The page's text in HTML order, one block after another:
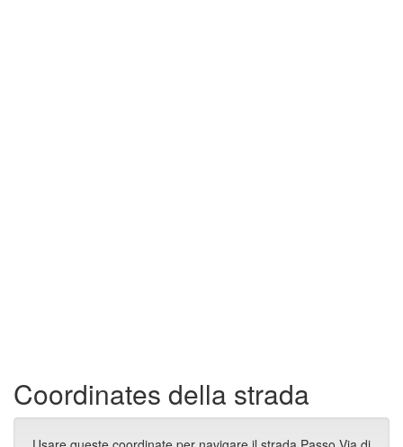
Coordinates della strada